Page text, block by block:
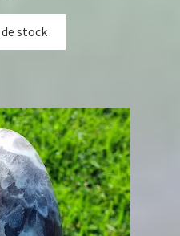
stock